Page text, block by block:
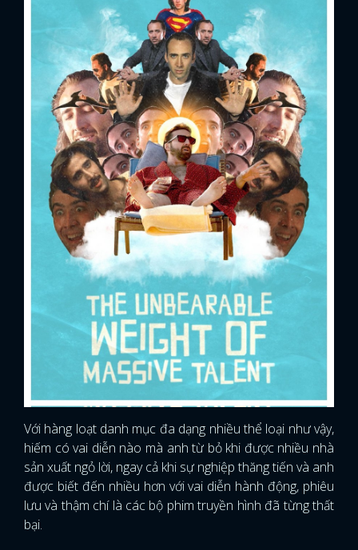
Với hàng loạt danh mục đa dạng nhiều thể loại như vậy,
hiếm có vai diễn nào mà anh từ bỏ khi được nhiều nhà
sản xuất ngỏ lời, ngay cả khi sự nghiệp thăng tiến và anh
được biết đến nhiều hơn với vai diễn hành động, phiêu
lưu và thậm chí là các bộ phim truyền hình đã từng thất
bại.